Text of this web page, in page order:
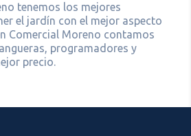
tenemos los mejores
el jardín con el mejor aspecto
Comercial Moreno contamos
programadores y
precio.